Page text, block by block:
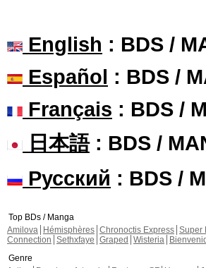
English : BDS /
Español : BDS /
Français : BDS /
日本語: BDS /
Русский : BDS /
Top BDs / Manga
Amilova
Hémisphères Chronoctis Express Super
Connection Sethxfaye Graped Wisteria
Genre